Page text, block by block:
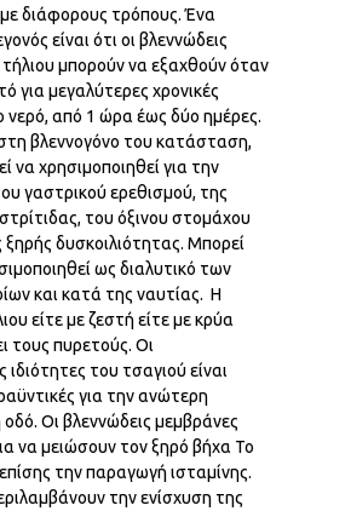
διάφορους τρόπους. Ένα
είναι ότι οι βλεννώδεις
τήλιου μπορούν να εξαχθούν όταν
για μεγαλύτερες χρονικές
νερό, από 1 ώρα έως δύο ημέρες.
βλεννογόνο του κατάσταση,
να χρησιμοποιηθεί για την
γαστρικού ερεθισμού, της
του όξινου στομάχου
δυσκοιλιότητας. Μπορεί
ως διαλυτικό των
και κατά της ναυτίας. Η
είτε με ζεστή είτε με κρύα
τους πυρετούς. Οι
ιδιότητες του τσαγιού είναι
για την ανώτερη
Οι βλεννώδεις μεμβράνες
να μειώσουν τον ξηρό βήχα Το
επίσης την παραγωγή ισταμίνης.
την ενίσχυση της